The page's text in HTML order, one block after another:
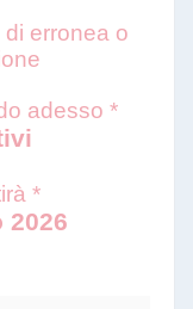
erronea o
adesso *
*
2026